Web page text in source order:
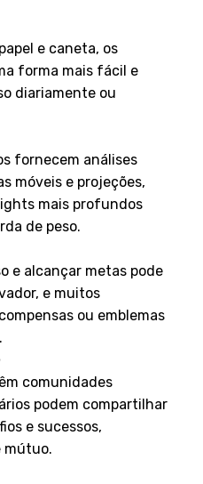
e caneta, os
forma mais fácil e
diariamente ou
fornecem análises
móveis e projeções,
mais profundos
de peso.
e alcançar metas pode
e muitos
ou emblemas
comunidades
podem compartilhar
e sucessos,
mútuo.